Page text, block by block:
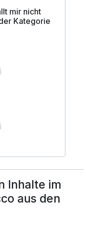
mir nicht
Kategorie
Inhalte im
aus den